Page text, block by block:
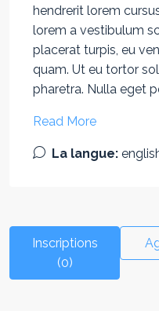
hendrerit lorem
lorem a vestibulum
placerat turpis, eu
quam. Ut eu tortor
pharetra. Nulla eget
Read More
La langue:
Inscriptions
(0)